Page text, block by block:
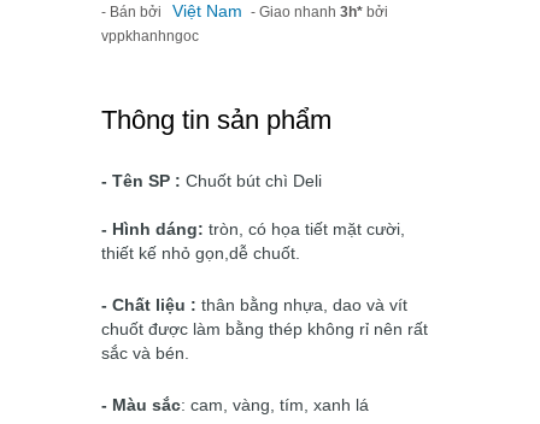
- Bán bởi Việt Nam - Giao nhanh 3h* bởi
vppkhanhngoc
Thông tin sản phẩm
- Tên SP : Chuốt bút chì Deli
- Hình dáng: tròn, có họa tiết mặt cười,
thiết kế nhỏ gọn,dễ chuốt.
- Chất liệu : thân bằng nhựa, dao và vít
chuốt được làm bằng thép không rỉ nên rất
sắc và bén.
- Màu sắc: cam, vàng, tím, xanh lá